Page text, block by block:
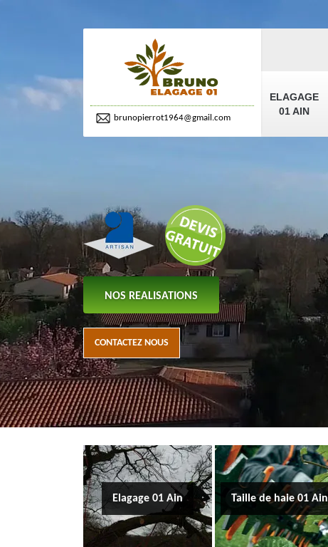
brunopierrot1964@gmail.com
ELAGAGE
01 AIN
NOS REALISATIONS
CONTACTEZ NOUS
Elagage 01 Ain Taille de haie 01 Ain